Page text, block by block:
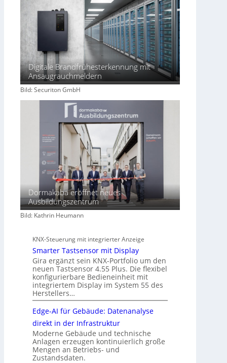
Digitale Brandfrühesterkennung mit
Ansaugrauchmeldern
Bild: Securiton GmbH
Dormakaba eröffnet neues
Ausbildungszentrum
Bild: Kathrin Heumann
KNX-Steuerung mit integrierter Anzeige
Smarter Tastsensor mit Display
Gira ergänzt sein KNX-Portfolio um den
neuen Tastsensor 4.55 Plus. Die flexibel
konfigurierbare Bedieneinheit mit
integriertem Display im System 55 des
Herstellers…
Edge-AI für Gebäude: Datenanalyse
direkt in der Infrastruktur
Moderne Gebäude und technische
Anlagen erzeugen kontinuierlich große
Mengen an Betriebs- und
Zustandsdaten.